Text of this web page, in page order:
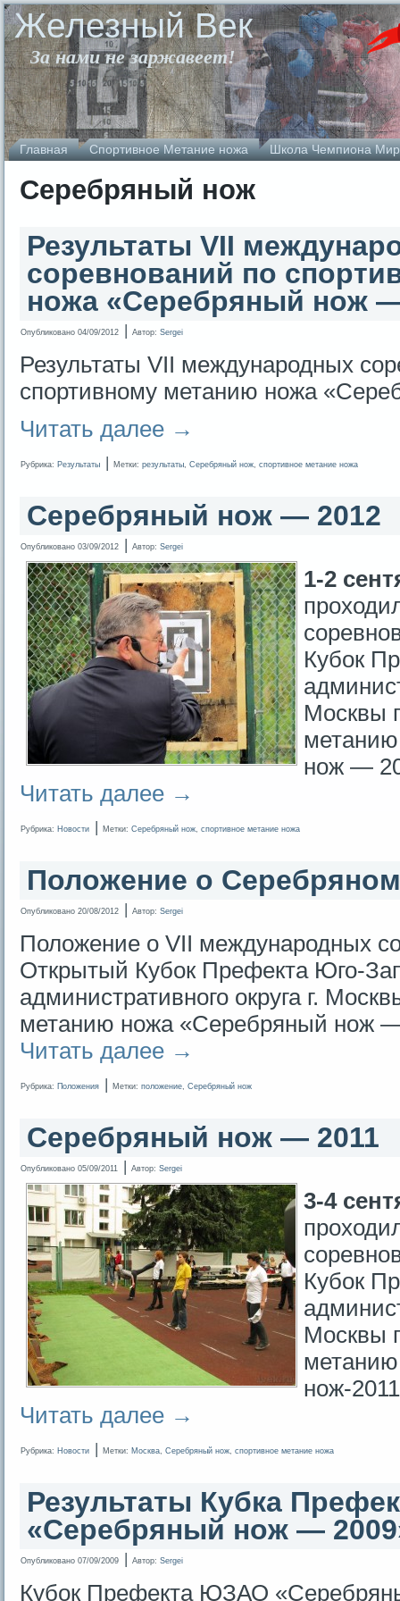
Железный Век
За нами не заржавеет!
Главная Спортивное Метание ножа Школа Чемпиона
Серебряный нож
Результаты VII
соревнований по
ножа «Серебряный нож
Опубликовано 04/09/2012 | Автор: Sergei
Результаты VII международных
спортивному метанию ножа
Читать далее →
Рубрика: Результаты | Метки: результаты, Серебряный нож, спортивное метание ножа
Серебряный нож — 2012
Опубликовано 03/09/2012 | Автор: Sergei
1-2
Кубок
Москвы
нож —
Читать далее →
Рубрика: Новости | Метки: Серебряный нож, спортивное метание ножа
Положение о
Опубликовано 20/08/2012 | Автор: Sergei
Положение о VII международных
Открытый Кубок Префекта Юго-
административного округа г.
метанию ножа «Серебряный нож
Читать далее →
Рубрика: Положения | Метки: положение, Серебряный нож
Серебряный нож — 2011
Опубликовано 05/09/2011 | Автор: Sergei
3-4
Кубок
Москвы
нож-
Читать далее →
Рубрика: Новости | Метки: Москва, Серебряный нож, спортивное метание ножа
Результаты Кубка
«Серебряный нож —
Опубликовано 07/09/2009 | Автор: Sergei
Кубок Префекта ЮЗАО